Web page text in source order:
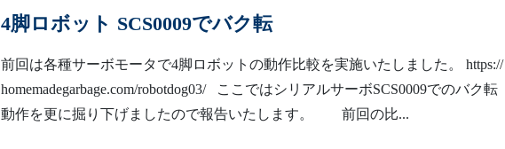
4脚ロボット SCS0009でバク転
前回は各種サーボモータで4脚ロボットの動作比較を実施いたしました。 https://
homemadegarbage.com/robotdog03/ ここではシリアルサーボSCS0009でのバク転
動作を更に掘り下げましたので報告いたします。 前回の比...